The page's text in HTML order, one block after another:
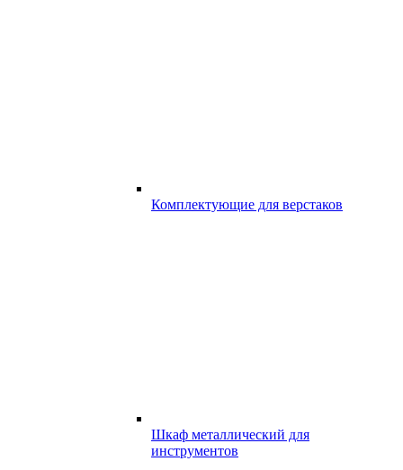
Комплектующие для верстаков
Шкаф металлический для
инструментов